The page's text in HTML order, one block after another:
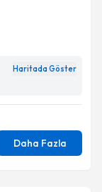
Haritada Göster
Daha Fazla